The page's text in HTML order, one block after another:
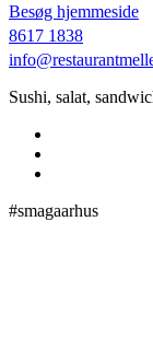
Besøg hjemmeside
8617 1838
Sushi, salat,
#smagaarhus